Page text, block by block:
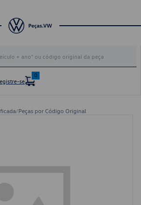
se
0
/Peças por Código Original